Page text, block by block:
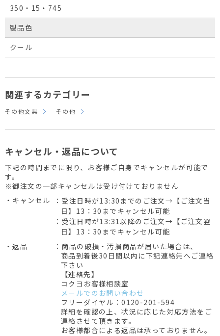
350・15・745
製品色
クール
関連するカテゴリー
その他文具 その他
キャンセル・返品について
下記の時間までに限り、お客様ご自身でキャンセルが可能で
す。
※御注文の一部キャンセルは受け付けておりません
・キャンセル
：受注日時が13:30までのご注文→【ご注文当
日】13：30までキャンセル可能
：受注日時が13:31以降のご注文→【ご注文翌
日】13：30までキャンセル可能
・返品
：商品の破損・汚損商品が届いた場合は、
商品到着後30日間以内に下記連絡先へご連絡
下さい
【連絡先】
コクヨお客様相談室
メールでのお問い合わせ
フリーダイヤル：0120-201-594
詳細を確認の上、状況に応じた対応方法をご
連絡させて頂きます。
お客様都合による返品は承っておりません。